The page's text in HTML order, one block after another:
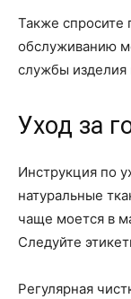
Также спросите
обслуживанию
службы изделия
Уход за
Инструкция по
натуральные
чаще моется в
Следуйте
Регулярная